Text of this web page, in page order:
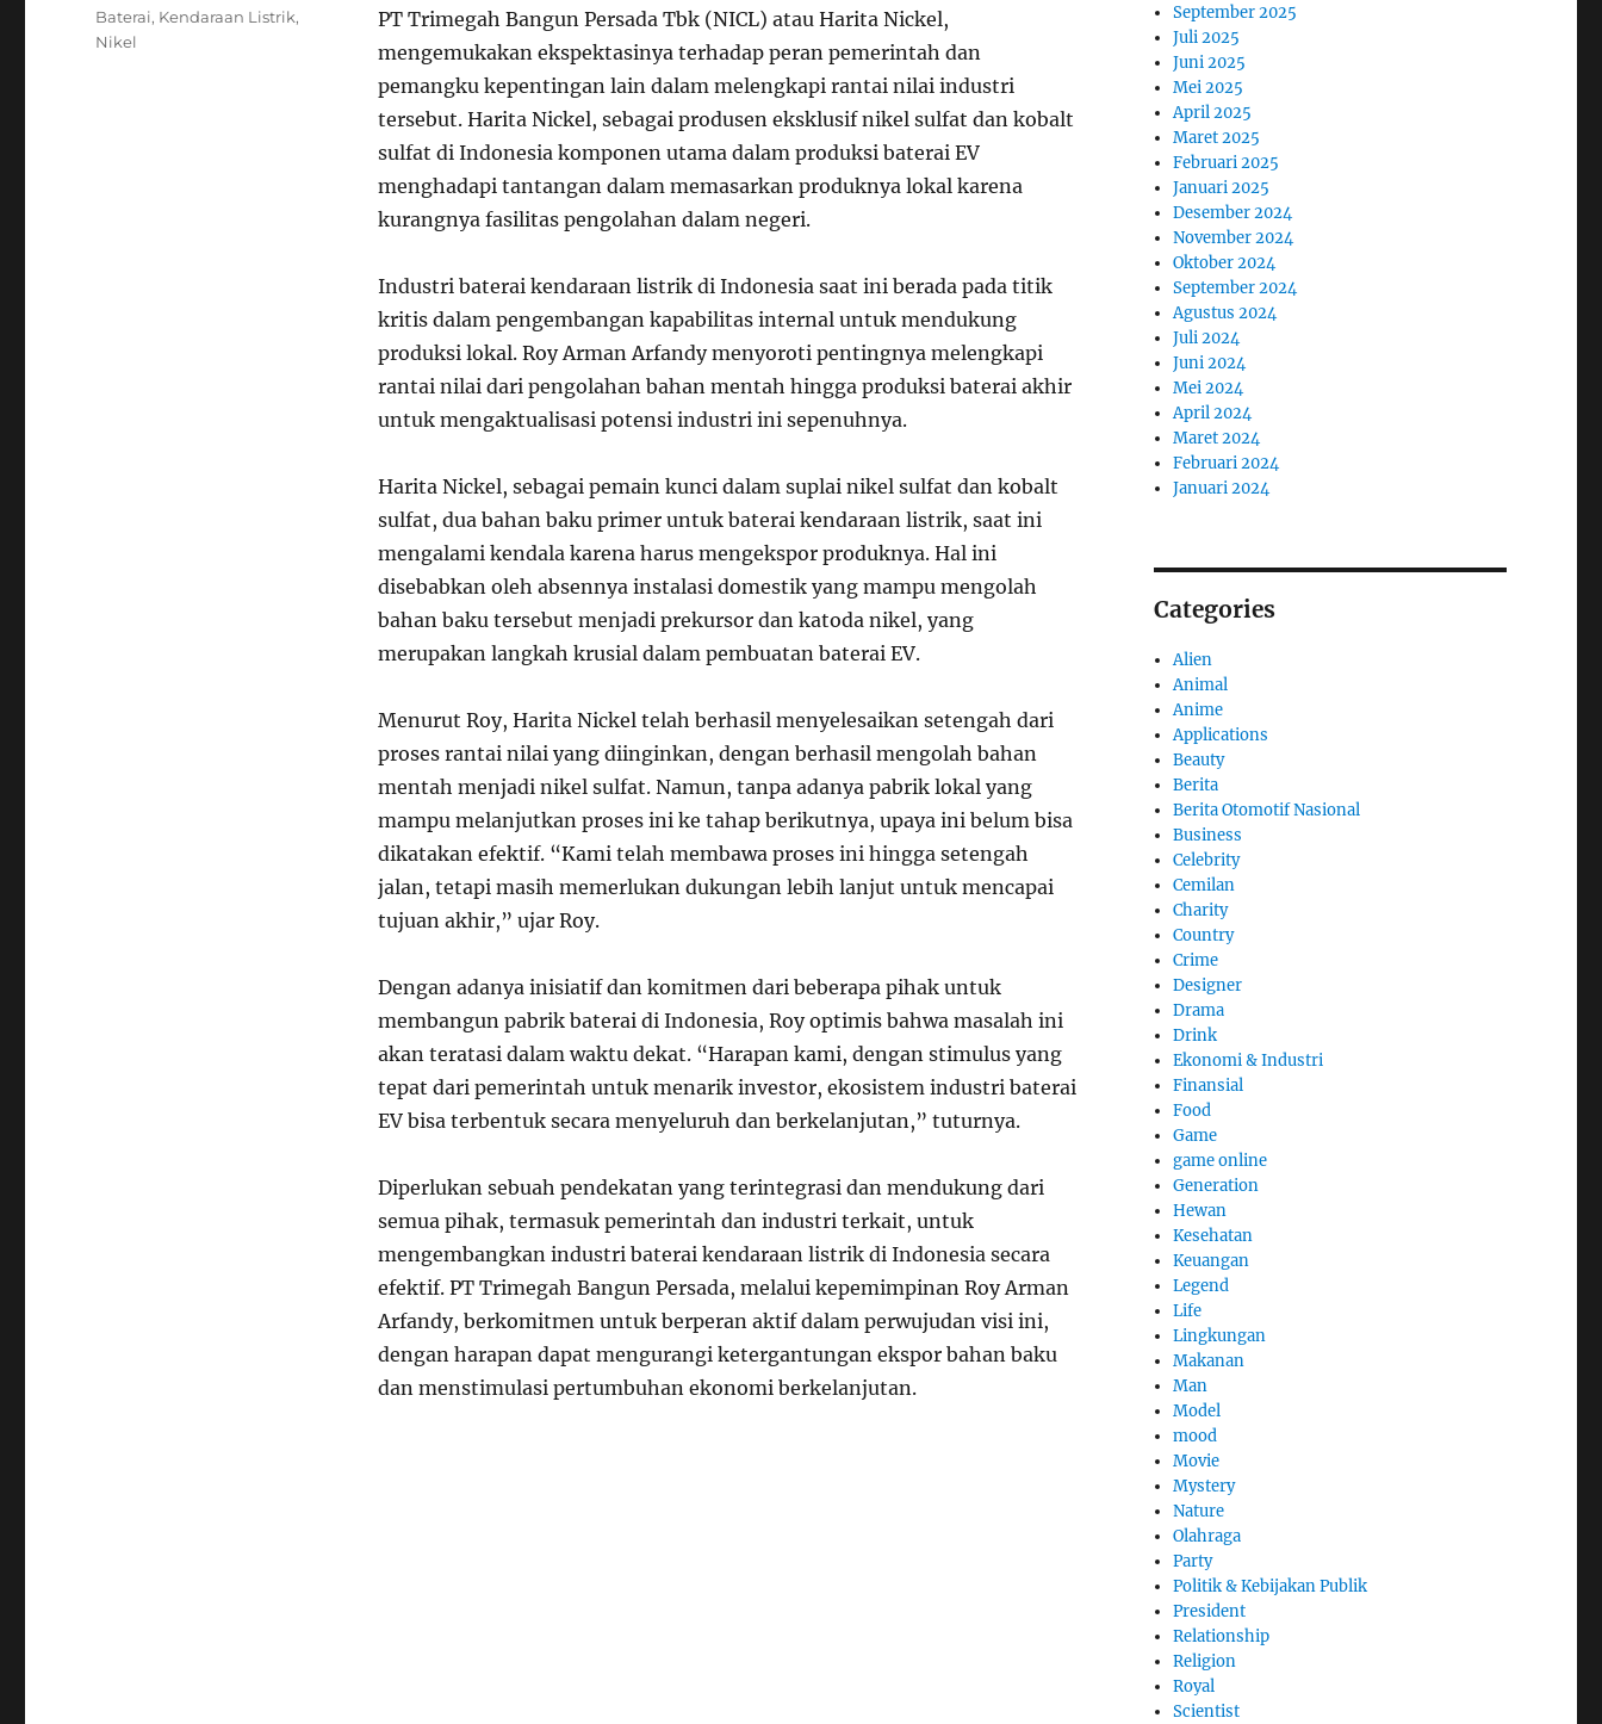
PT Trimegah Bangun Persada Tbk (NICL) atau Harita Nickel,
mengemukakan ekspektasinya terhadap peran pemerintah dan
pemangku kepentingan lain dalam melengkapi rantai nilai industri
tersebut. Harita Nickel, sebagai produsen eksklusif nikel sulfat dan kobalt
sulfat di Indonesia komponen utama dalam produksi baterai EV
menghadapi tantangan dalam memasarkan produknya lokal karena
kurangnya fasilitas pengolahan dalam negeri.
Industri baterai kendaraan listrik di Indonesia saat ini berada pada titik
kritis dalam pengembangan kapabilitas internal untuk mendukung
produksi lokal. Roy Arman Arfandy menyoroti pentingnya melengkapi
rantai nilai dari pengolahan bahan mentah hingga produksi baterai akhir
untuk mengaktualisasi potensi industri ini sepenuhnya.
Harita Nickel, sebagai pemain kunci dalam suplai nikel sulfat dan kobalt
sulfat, dua bahan baku primer untuk baterai kendaraan listrik, saat ini
mengalami kendala karena harus mengekspor produknya. Hal ini
disebabkan oleh absennya instalasi domestik yang mampu mengolah
bahan baku tersebut menjadi prekursor dan katoda nikel, yang
merupakan langkah krusial dalam pembuatan baterai EV.
Menurut Roy, Harita Nickel telah berhasil menyelesaikan setengah dari
proses rantai nilai yang diinginkan, dengan berhasil mengolah bahan
mentah menjadi nikel sulfat. Namun, tanpa adanya pabrik lokal yang
mampu melanjutkan proses ini ke tahap berikutnya, upaya ini belum bisa
dikatakan efektif. “Kami telah membawa proses ini hingga setengah
jalan, tetapi masih memerlukan dukungan lebih lanjut untuk mencapai
tujuan akhir,” ujar Roy.
Dengan adanya inisiatif dan komitmen dari beberapa pihak untuk
membangun pabrik baterai di Indonesia, Roy optimis bahwa masalah ini
akan teratasi dalam waktu dekat. “Harapan kami, dengan stimulus yang
tepat dari pemerintah untuk menarik investor, ekosistem industri baterai
EV bisa terbentuk secara menyeluruh dan berkelanjutan,” tuturnya.
Diperlukan sebuah pendekatan yang terintegrasi dan mendukung dari
semua pihak, termasuk pemerintah dan industri terkait, untuk
mengembangkan industri baterai kendaraan listrik di Indonesia secara
efektif. PT Trimegah Bangun Persada, melalui kepemimpinan Roy Arman
Arfandy, berkomitmen untuk berperan aktif dalam perwujudan visi ini,
dengan harapan dapat mengurangi ketergantungan ekspor bahan baku
dan menstimulasi pertumbuhan ekonomi berkelanjutan.
Tags
Baterai, Kendaraan Listrik,
Nikel
September 2025
Juli 2025
Juni 2025
Mei 2025
April 2025
Maret 2025
Februari 2025
Januari 2025
Desember 2024
November 2024
Oktober 2024
September 2024
Agustus 2024
Juli 2024
Juni 2024
Mei 2024
April 2024
Maret 2024
Februari 2024
Januari 2024
Categories
Alien
Animal
Anime
Applications
Beauty
Berita
Berita Otomotif Nasional
Business
Celebrity
Cemilan
Charity
Country
Crime
Designer
Drama
Drink
Ekonomi & Industri
Finansial
Food
Game
game online
Generation
Hewan
Kesehatan
Keuangan
Legend
Life
Lingkungan
Makanan
Man
Model
mood
Movie
Mystery
Nature
Olahraga
Party
Politik & Kebijakan Publik
President
Relationship
Religion
Royal
Scientist